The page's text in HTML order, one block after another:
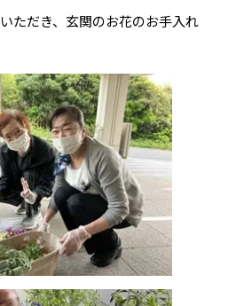
ただき、玄関のお花のお手入れ